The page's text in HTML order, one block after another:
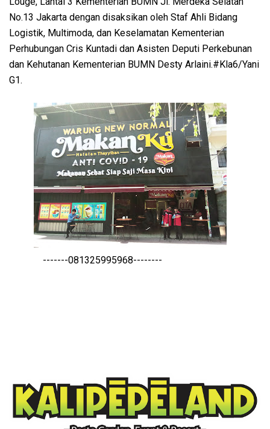
No.13 Jakarta dengan disaksikan oleh Staf Ahli Bidang
Logistik, Multimoda, dan Keselamatan Kementerian
Perhubungan Cris Kuntadi dan Asisten Deputi Perkebunan
dan Kehutanan Kementerian BUMN Desty Arlaini.#Kla6/Yani
G1.
-------081325995968--------